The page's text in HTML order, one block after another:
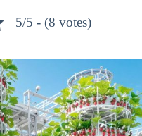
5/5 - (8 votes)